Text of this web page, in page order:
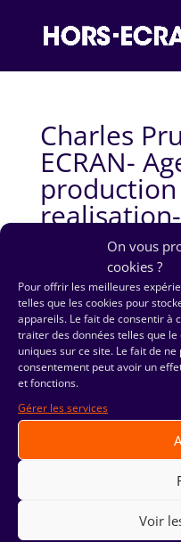
On vous
cookies ?
Pour offrir les meilleures
telles que les cookies pour
appareils. Le fait de consentir à
traiter des données telles que
uniques sur ce site. Le fait de
consentement peut avoir un
et fonctions.
Gérer les services
Voir
Charles
ECRAN-